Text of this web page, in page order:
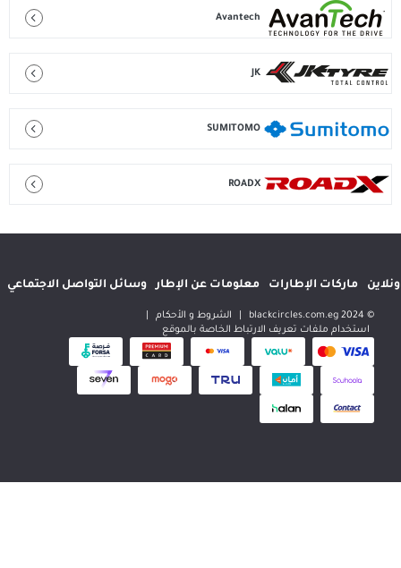
Avantech
JK
SUMITOMO
ROADX
معلومات عن الإطار وسائل التواصل الاجتماعي المواقع الدولية
| الشروط و الأحكام
تعريف الارتباط الخاصة بالموقع